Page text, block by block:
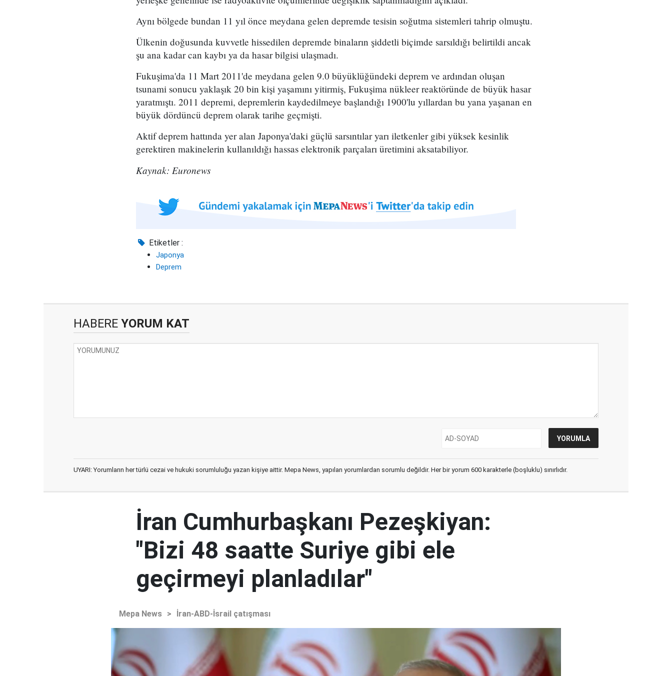
Aynı bölgede bundan 11 yıl önce meydana gelen depremde tesisin soğutma sistemleri tahrip olmuştu.
Ülkenin doğusunda kuvvetle hissedilen depremde binaların şiddetli biçimde sarsıldığı belirtildi ancak
şu ana kadar can kaybı ya da hasar bilgisi ulaşmadı.
Fukuşima'da 11 Mart 2011'de meydana gelen 9.0 büyüklüğündeki deprem ve ardından oluşan
tsunami sonucu yaklaşık 20 bin kişi yaşamını yitirmiş, Fukuşima nükleer reaktöründe de büyük hasar
yaratmıştı. 2011 depremi, depremlerin kaydedilmeye başlandığı 1900'lu yıllardan bu yana yaşanan en
büyük dördüncü deprem olarak tarihe geçmişti.
Aktif deprem hattında yer alan Japonya'daki güçlü sarsıntılar yarı iletkenler gibi yüksek kesinlik
gerektiren makinelerin kullanıldığı hassas elektronik parçaları üretimini aksatabiliyor.
Kaynak: Euronews
Etiketler :
Japonya
Deprem
HABERE YORUM KAT
UYARI: Yorumların her türlü cezai ve hukuki sorumluluğu yazan kişiye aittir. Mepa News, yapılan yorumlardan sorumlu değildir. Her bir yorum 600 karakterle (boşluklu) sınırlıdır.
İran Cumhurbaşkanı Pezeşkiyan:
"Bizi 48 saatte Suriye gibi ele
geçirmeyi planladılar"
Mepa News > İran-ABD-İsrail çatışması